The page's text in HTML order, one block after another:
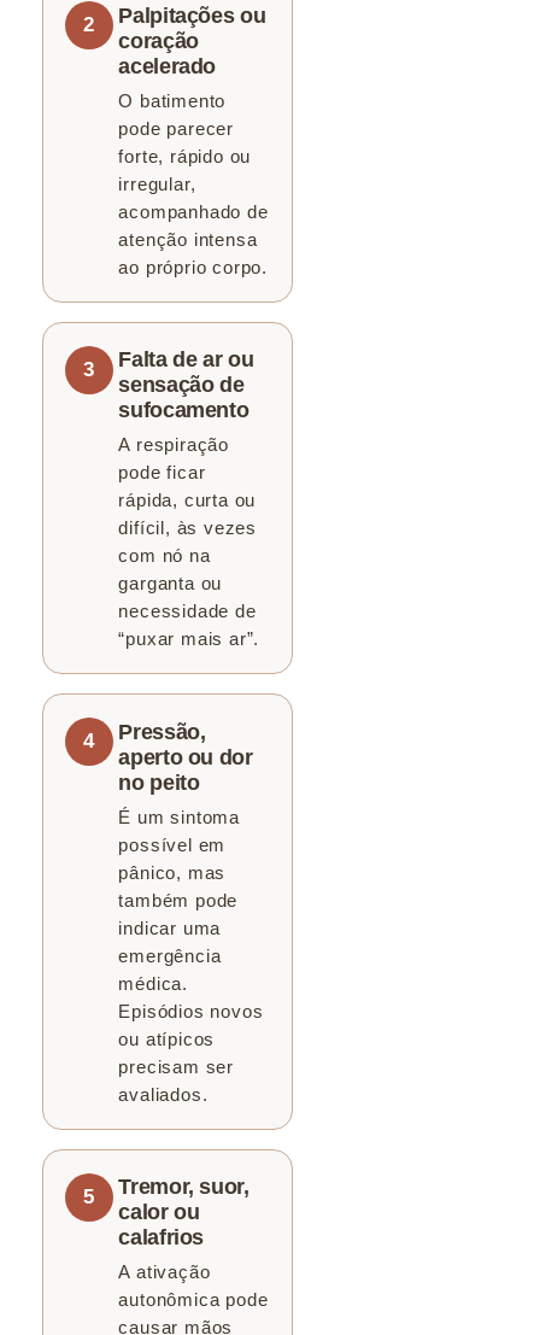
Palpitações ou
coração
acelerado
O batimento
pode parecer
forte, rápido ou
irregular,
acompanhado de
atenção intensa
ao próprio corpo.
Falta de ar ou
sensação de
sufocamento
A respiração
pode ficar
rápida, curta ou
difícil, às vezes
com nó na
garganta ou
necessidade de
“puxar mais ar”.
Pressão,
aperto ou dor
no peito
É um sintoma
possível em
pânico, mas
também pode
indicar uma
emergência
médica.
Episódios novos
ou atípicos
precisam ser
avaliados.
Tremor, suor,
calor ou
calafrios
A ativação
autonômica pode
causar mãos